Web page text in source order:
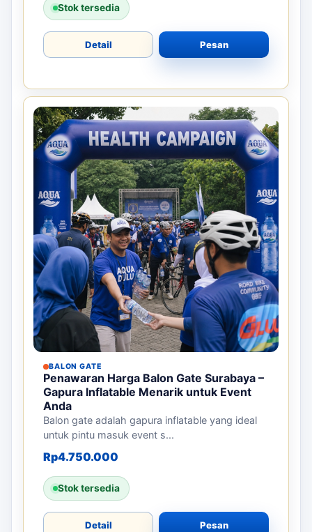
Stok tersedia
Detail Pesan
BALON GATE
Penawaran Harga Balon Gate Surabaya –
Gapura Inflatable Menarik untuk Event
Anda
Balon gate adalah gapura inflatable yang ideal
untuk pintu masuk event s...
Rp4.750.000
Stok tersedia
Detail Pesan